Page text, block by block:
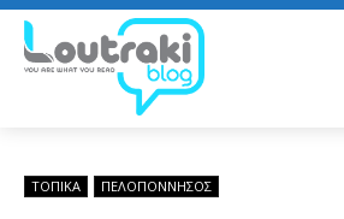
ΤΟΠΙΚΑ ΠΕΛΟΠΌΝΝΗΣΟΣ